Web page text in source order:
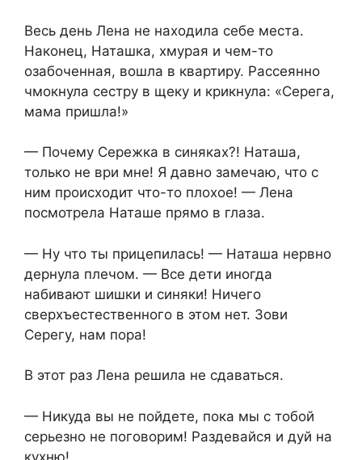
Весь день Лена не находила себе места.
Наконец, Наташка, хмурая и чем-то
озабоченная, вошла в квартиру. Рассеянно
чмокнула сестру в щеку и крикнула: «Серега,
мама пришла!»
— Почему Сережка в синяках?! Наташа,
только не ври мне! Я давно замечаю, что с
ним происходит что-то плохое! — Лена
посмотрела Наташе прямо в глаза.
— Ну что ты прицепилась! — Наташа нервно
дернула плечом. — Все дети иногда
набивают шишки и синяки! Ничего
сверхъестественного в этом нет. Зови
Серегу, нам пора!
В этот раз Лена решила не сдаваться.
— Никуда вы не пойдете, пока мы с тобой
серьезно не поговорим! Раздевайся и дуй на
кухню!